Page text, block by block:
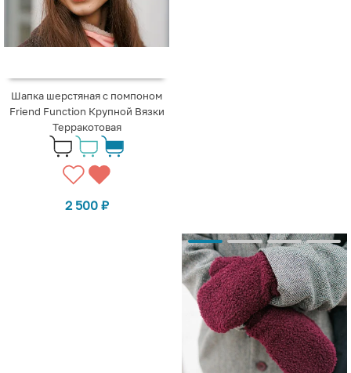
Шапка шерстяная с помпоном
Friend Function Крупной Вязки
Терракотовая
2 500 ₽